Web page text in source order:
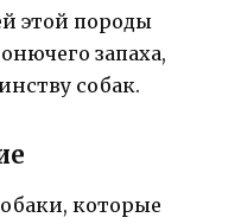
этой породы
запаха,
собак.
которые